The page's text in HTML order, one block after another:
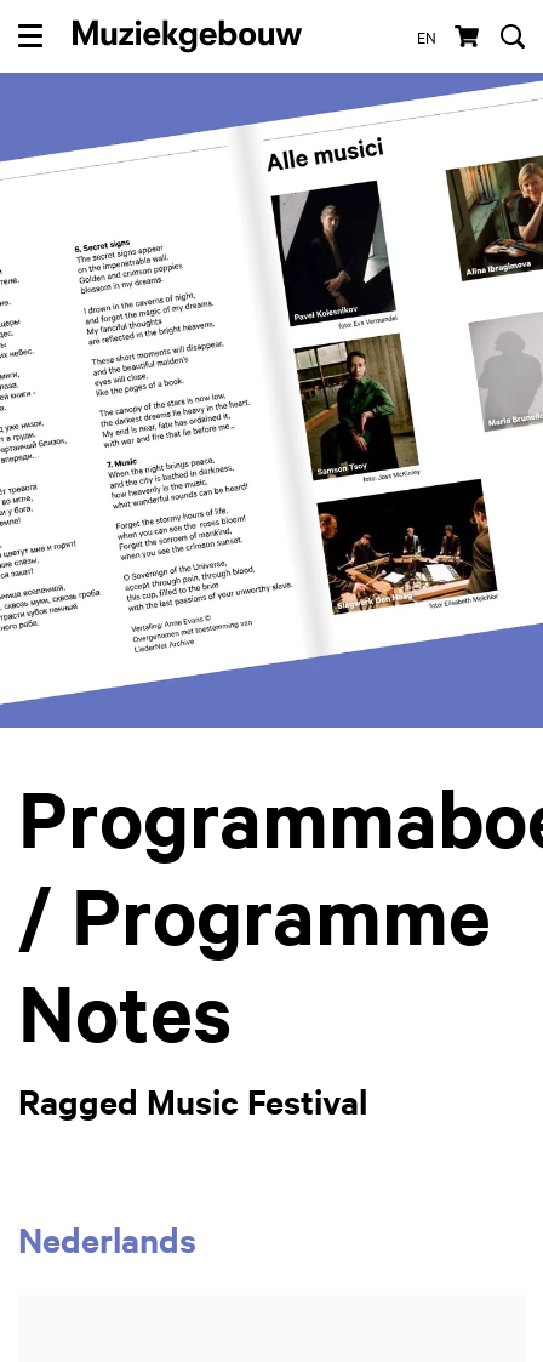
EN
Menu
/ Programme
Notes
Ragged Music Festival
Nederlands